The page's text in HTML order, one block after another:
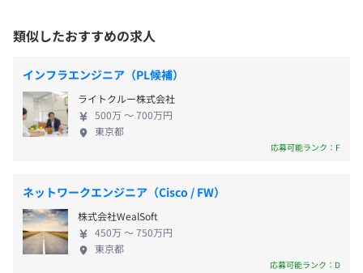
名体制でプロジェクトを進めています。
受動喫煙防止措置に関する事項
敷地内禁煙
・介護休暇
・社会保険完備
・健康診断
・通勤交通費（実費支給／上限1日2000円まで）
・資格手当、資格取得支援制度
・ベネフィット・ステーション
・社内SNS／eラーニング
し、長年にわたり多くの企業から信頼をいただいて
います。 わたしたちは、クラウド技術を中心に企業
のIT基盤を支えてきた経験を生かし、これからの時
代に求められる「クラウド × アプリケーション ×
新技術」を組み合わせた価値提供を進めています。
【事業内容】 ■クラウドソリューション事業 ■シス
テム開発・改善支援事業 ■新規領域（AIソリューシ
を学ぶだけではなく、実際の現場で“使える形”に落
とし込むことを重視。そのため、メンバーひとりひ
とりが自分のスキルを理解し、次のキャリアステッ
プに挑戦できる環境づくりに力を入れています。 ま
た、エンジニアについてはクラウド領域の深い知見
類似したおすすめの求人
インフラエンジニア（PL候補）
ライトクルー株式会社
500万 〜 700万円
東京都
応募可能ランク：F
ネットワークエンジニア（Cisco / FW）
株式会社WealSoft
450万 〜 750万円
東京都
応募可能ランク：D